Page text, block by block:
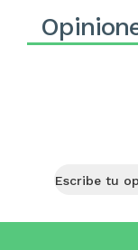
Escribe tu